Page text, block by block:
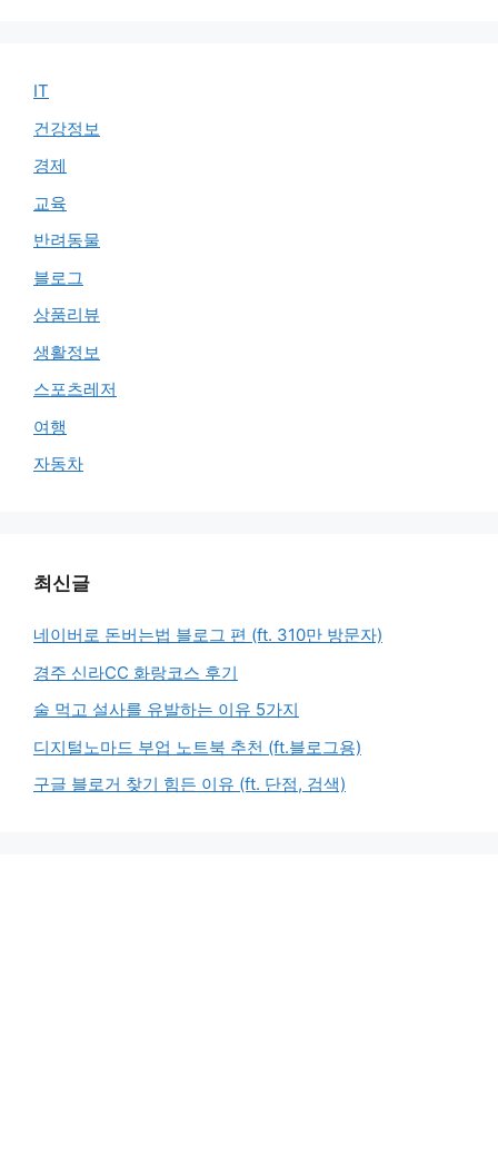
IT
건강정보
경제
교육
반려동물
블로그
상품리뷰
생활정보
스포츠레저
여행
자동차
최신글
네이버로 돈버는법 블로그 편 (ft. 310만 방문자)
경주 신라CC 화랑코스 후기
술 먹고 설사를 유발하는 이유 5가지
디지털노마드 부업 노트북 추천 (ft.블로그용)
구글 블로거 찾기 힘든 이유 (ft. 단점, 검색)